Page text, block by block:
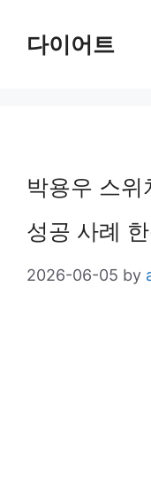
다이어트
박용우 스
성공 사례
2026-06-05 by